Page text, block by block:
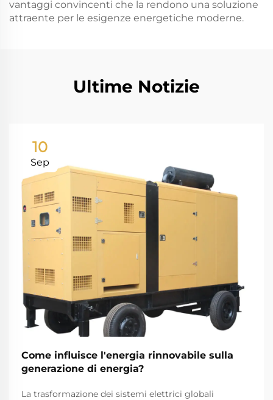
vantaggi convincenti che la rendono una soluzione
attraente per le esigenze energetiche moderne.
Ultime Notizie
10
Sep
Come influisce l'energia rinnovabile sulla
generazione di energia?
La trasformazione dei sistemi elettrici globali